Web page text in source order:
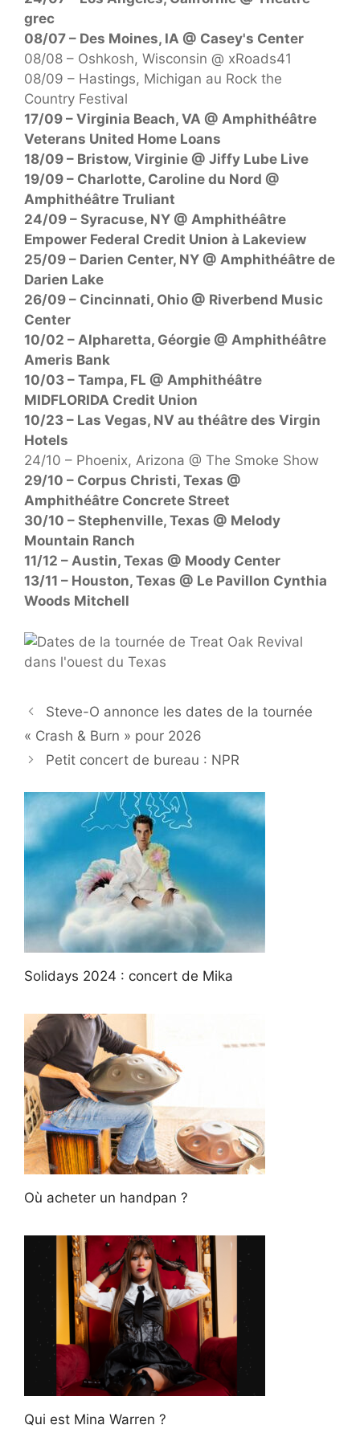
grec
08/07 – Des Moines, IA @ Casey's Center
08/08 – Oshkosh, Wisconsin @ xRoads41
08/09 – Hastings, Michigan au Rock the
Country Festival
17/09 – Virginia Beach, VA @ Amphithéâtre
Veterans United Home Loans
18/09 – Bristow, Virginie @ Jiffy Lube Live
19/09 – Charlotte, Caroline du Nord @
Amphithéâtre Truliant
24/09 – Syracuse, NY @ Amphithéâtre
Empower Federal Credit Union à Lakeview
25/09 – Darien Center, NY @ Amphithéâtre de
Darien Lake
26/09 – Cincinnati, Ohio @ Riverbend Music
Center
10/02 – Alpharetta, Géorgie @ Amphithéâtre
Ameris Bank
10/03 – Tampa, FL @ Amphithéâtre
MIDFLORIDA Credit Union
10/23 – Las Vegas, NV au théâtre des Virgin
Hotels
24/10 – Phoenix, Arizona @ The Smoke Show
29/10 – Corpus Christi, Texas @
Amphithéâtre Concrete Street
30/10 – Stephenville, Texas @ Melody
Mountain Ranch
11/12 – Austin, Texas @ Moody Center
13/11 – Houston, Texas @ Le Pavillon Cynthia
Woods Mitchell
Steve-O annonce les dates de la tournée
« Crash & Burn » pour 2026
Petit concert de bureau : NPR
Solidays 2024 : concert de Mika
Où acheter un handpan ?
Qui est Mina Warren ?